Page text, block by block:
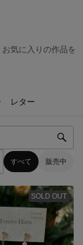
気に入りの作品を
レター
すべて 販売中
SOLD OUT